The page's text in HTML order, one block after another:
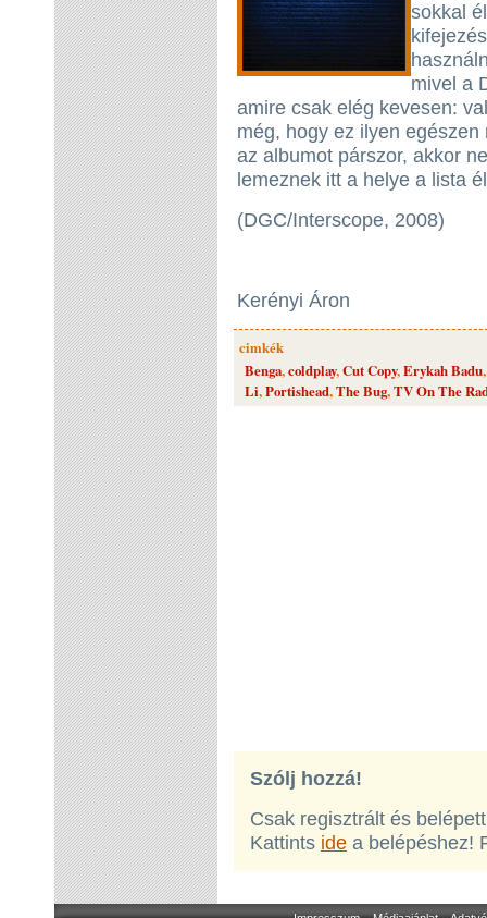
sokkal
mivel a
amire csak elég kevesen:
még, hogy ez ilyen
az albumot párszor, akkor
lemeznek itt a helye a lista
(DGC/Interscope, 2008)
Kerényi Áron
cimkék
Benga,coldplay,Cut Copy,Erykah Badu
Li,Portishead,The Bug,TV On The
Szólj hozzá!
Csak regisztrált és
Kattints ide a belépéshez!